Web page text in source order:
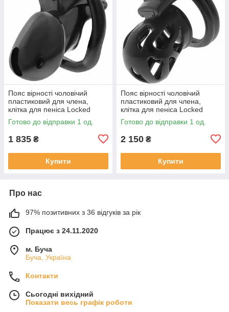
Пояс вірності чоловічий
пластиковий для члена,
клітка для пеніса Locked
Midnight Cell S 10,7 см
Готово до відправки 1 од.
1 835 ₴
Купити
Пояс вірності чоловічий
пластиковий для члена,
клітка для пеніса Locked
Silent Keep 7,5 см
Готово до відправки 1 од.
2 150 ₴
Купити
Про нас
97% позитивних з 36 відгуків за рік
Працює з 24.11.2020
м. Буча
Буча, Україна
Контакти
Сьогодні вихідний
Показати весь графік роботи